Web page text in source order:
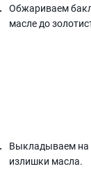
Обжариваем
масле до
Выкладываем на
излишки масла.